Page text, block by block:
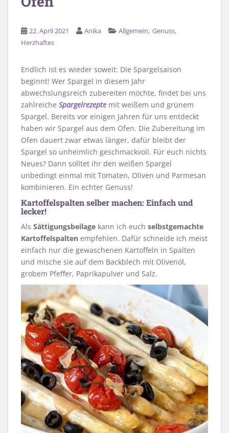
22. April 2021 Anika Allgemein, Genuss,
Herzhaftes
Endlich ist es wieder soweit: Die Spargelsaison
beginnt! Wer Spargel in diesem Jahr
abwechslungsreich zubereiten möchte, findet bei uns
zahlreiche Spargelrezepte mit weißem und grünem
Spargel. Bereits vor einigen Jahren für uns entdeckt
haben wir Spargel aus dem Ofen. Die Zubereitung im
Ofen dauert zwar etwas länger, dafür bleibt der
Spargel so unheimlich geschmackvoll. Für euch nichts
Neues? Dann solltet ihr den weißen Spargel
unbedingt einmal mit Tomaten, Oliven und Parmesan
kombinieren. Ein echter Genuss!
Kartoffelspalten selber machen: Einfach und
lecker!
Als Sättigungsbeilage kann ich euch selbstgemachte
Kartoffelspalten empfehlen. Dafür schneide ich meist
einfach nur die gewaschenen Kartoffeln in Spalten
und mische sie auf dem Backblech mit Olivenöl,
grobem Pfeffer, Paprikapulver und Salz.